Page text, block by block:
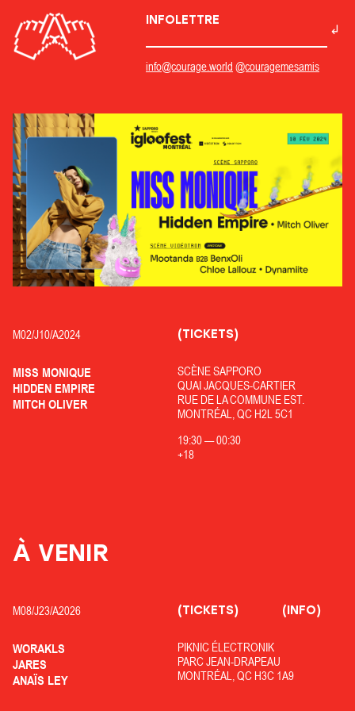
INFOLETTRE
info@courage.world @couragemesamis
M02/J10/A2024
MISS MONIQUE
HIDDEN EMPIRE
MITCH OLIVER
SCÈNE SAPPORO
QUAI JACQUES-CARTIER
RUE DE LA COMMUNE EST.
MONTRÉAL, QC H2L 5C1
19:30—00:30
+18
(TICKETS)
À VENIR
M08/J23/A2026
WORAKLS
JARES
ANAÏS LEY
PIKNIC ÉLECTRONIK
PARC JEAN-DRAPEAU
MONTRÉAL, QC H3C 1A9
(TICKETS) (INFO)